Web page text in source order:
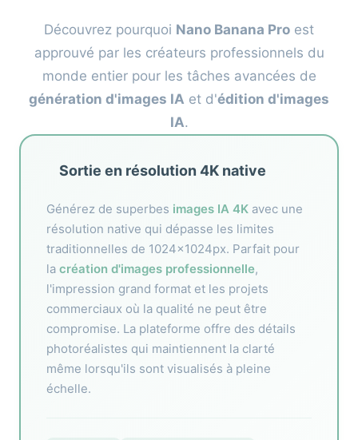
Découvrez pourquoi Nano Banana Pro est
approuvé par les créateurs professionnels du
monde entier pour les tâches avancées de
génération d'images IA et d'édition d'images
IA.
🎯
Sortie en résolution 4K native
Générez de superbes images IA 4K avec une
résolution native qui dépasse les limites
traditionnelles de 1024x1024px. Parfait pour
la création d'images professionnelle,
l'impression grand format et les projets
commerciaux où la qualité ne peut être
compromise. La plateforme offre des détails
photoréalistes qui maintiennent la clarté
même lorsqu'ils sont visualisés à pleine
échelle.